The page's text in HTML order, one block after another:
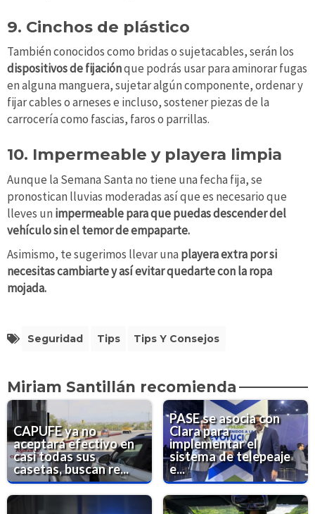
9. Cinchos de plástico
También conocidos como bridas o sujetacables, serán los
dispositivos de fijaciónque podrás usar para aminorar fugas
en alguna manguera, sujetar algún componente, ordenar y
fijar cables o arneses e incluso, sostener piezas de la
carrocería como fascias, faros o parrillas.
10. Impermeable y playera limpia
Aunque la Semana Santa no tiene una fecha fija, se
pronostican lluvias moderadas así que es necesario que
lleves un impermeable para que puedas descender del
vehículo sin el temor de empaparte.
Asimismo, te sugerimos llevar una playera extra por si
necesitas cambiarte y así evitar quedarte con la ropa
mojada.
Seguridad Tips Tips Y Consejos
Miriam Santillán recomienda
CAPUFE ya no
aceptará efectivo en
casi todas sus
casetas, buscan re...
PASE se asocia con
Clara para
implementar el
sistema de telepeaje
e...